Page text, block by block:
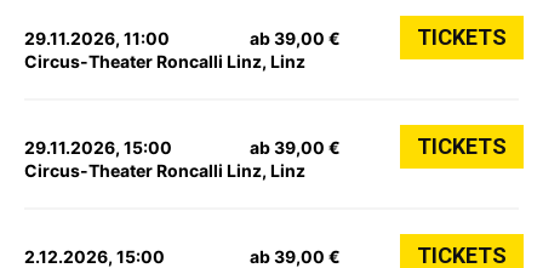
29.11.2026, 11:00
Circus-Theater Roncalli Linz, Linz
ab 39,00 € TICKETS
29.11.2026, 15:00
Circus-Theater Roncalli Linz, Linz
ab 39,00 € TICKETS
2.12.2026, 15:00
ab 39,00 € TICKETS